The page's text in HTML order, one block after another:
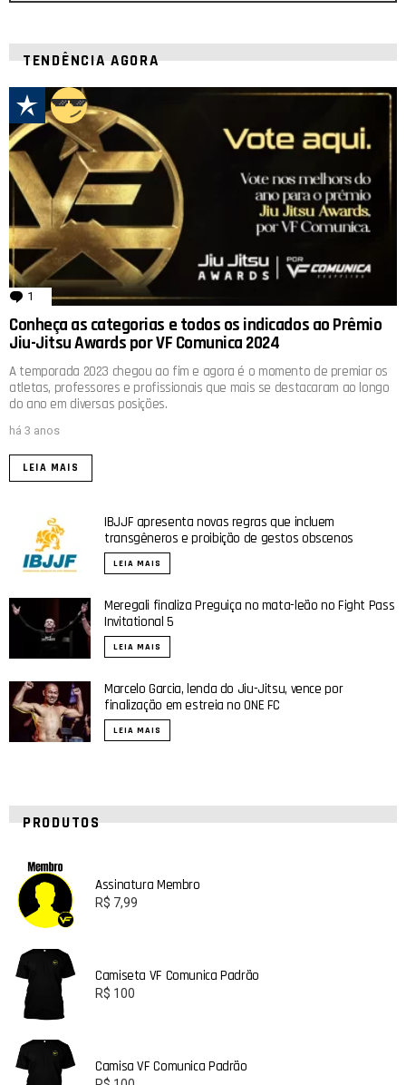
TENDÊNCIA AGORA
1 comentário
Conheça as categorias e todos os indicados ao Prêmio
Jiu-Jitsu Awards por VF Comunica 2024
A temporada 2023 chegou ao fim e agora é o momento de premiar os
atletas, professores e profissionais que mais se destacaram ao longo
do ano em diversas posições.
há 3 anos
LEIA MAIS
IBJJF apresenta novas regras que incluem
transgêneros e proibição de gestos obscenos
LEIA MAIS
Meregali finaliza Preguiça no mata-leão no Fight Pass
Invitational 5
LEIA MAIS
Marcelo Garcia, lenda do Jiu-Jitsu, vence por
finalização em estreia no ONE FC
LEIA MAIS
PRODUTOS
Assinatura Membro
R$ 7,99
Camiseta VF Comunica Padrão
R$ 100
Camisa VF Comunica Padrão